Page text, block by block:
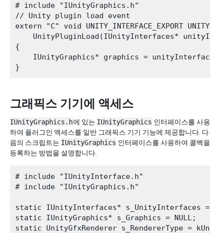
# include "IUnityGraphics.h"
// Unity plugin load event
extern "C" void UNITY_INTERFACE_EXPORT
UnityPluginLoad(IUnityInterfaces*
{
IUnityGraphics* graphics =
그래픽스 기기에 액세스
IUnityGraphics.h에 있는 IUnityGraphics 인터페이스를 사용
하여 플러그인 액세스를 일반 그래픽스 기기 기능에 제공합니다. 다
음의 스크립트는 IUnityGraphics 인터페이스를 사용하여 콜백을
등록하는 방법을 설명합니다.
# include "IUnityInterface.h"
# include "IUnityGraphics.h"
static IUnityInterfaces* s_UnityInterfaces =
static IUnityGraphics* s_Graphics = NULL;
static UnityGfxRenderer s_RendererType =